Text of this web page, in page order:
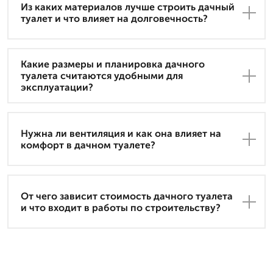
Из каких материалов лучше строить дачный
туалет и что влияет на долговечность?
Какие размеры и планировка дачного
туалета считаются удобными для
эксплуатации?
Нужна ли вентиляция и как она влияет на
комфорт в дачном туалете?
От чего зависит стоимость дачного туалета
и что входит в работы по строительству?